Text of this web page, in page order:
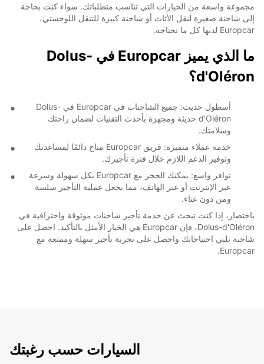
مجموعة واسعة من الخيارات التي تناسب متطلباتك. سواء كنت بحاجة
إلى شاحنة صغيرة لنقل الأثاث أو شاحنة كبيرة للتنقل اللوجستي،
Europcar لديها كل ما تحتاجه.
ما الذي يميز Europcar في Dolus-
d'Oléron؟
أسطول حديث: جميع الشاحنات في Europcar في Dolus-
d'Oléron حديثة ومجهزة بأحدث التقنيات لضمان راحتك
وسلامتك.
خدمة عملاء متميزة: فريق Europcar متاح دائمًا لمساعدتك
وتوفير الدعم اللازم خلال فترة تأجيرك.
توافر واسع: يمكنك الحجز مع Europcar بكل سهولة وسرعة
عبر الإنترنت أو عبر الهاتف، مما يجعل عملية التأجير سلسة
ومن دون عناء.
باختصار، إذا كنت تبحث عن خدمة تأجير شاحنات موثوقة واحترافية في
Dolus-d'Oléron، فإن Europcar هي الخيار الأمثل بالتأكيد. احصل على
شاحنة تلبي احتياجاتك واحصل على تجربة تأجير سهلة وممتعة مع
Europcar.
السيارات حسب رغبتك